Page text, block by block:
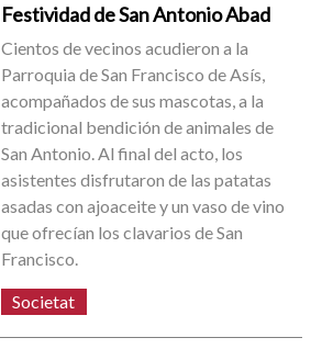
Festividad de San Antonio Abad
Cientos de vecinos acudieron a la
Parroquia de San Francisco de Asís,
acompañados de sus mascotas, a la
tradicional bendición de animales de
San Antonio. Al final del acto, los
asistentes disfrutaron de las patatas
asadas con ajoaceite y un vaso de vino
que ofrecían los clavarios de San
Francisco.
Societat